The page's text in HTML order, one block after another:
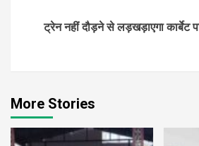
ट्रेन नहीं दौड़ने से लड़खड़ाएगा कार्बेट
More Stories